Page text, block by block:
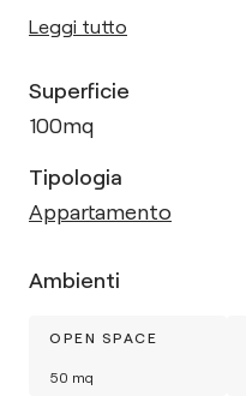
Leggi tutto
Superficie
100mq
Tipologia
Appartamento
Ambienti
OPEN SPACE
50 mq